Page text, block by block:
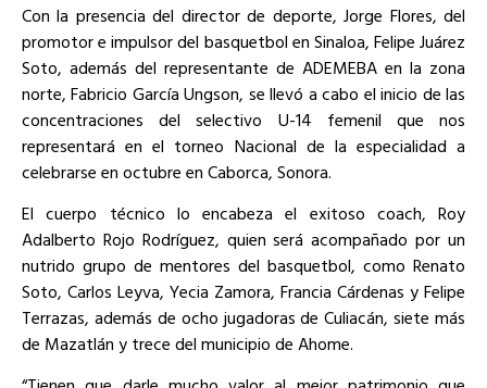
Con la presencia del director de deporte, Jorge Flores, del
promotor e impulsor del basquetbol en Sinaloa, Felipe Juárez
Soto, además del representante de ADEMEBA en la zona
norte, Fabricio García Ungson, se llevó a cabo el inicio de las
concentraciones del selectivo U-14 femenil que nos
representará en el torneo Nacional de la especialidad a
celebrarse en octubre en Caborca, Sonora.
El cuerpo técnico lo encabeza el exitoso coach, Roy
Adalberto Rojo Rodríguez, quien será acompañado por un
nutrido grupo de mentores del basquetbol, como Renato
Soto, Carlos Leyva, Yecia Zamora, Francia Cárdenas y Felipe
Terrazas, además de ocho jugadoras de Culiacán, siete más
de Mazatlán y trece del municipio de Ahome.